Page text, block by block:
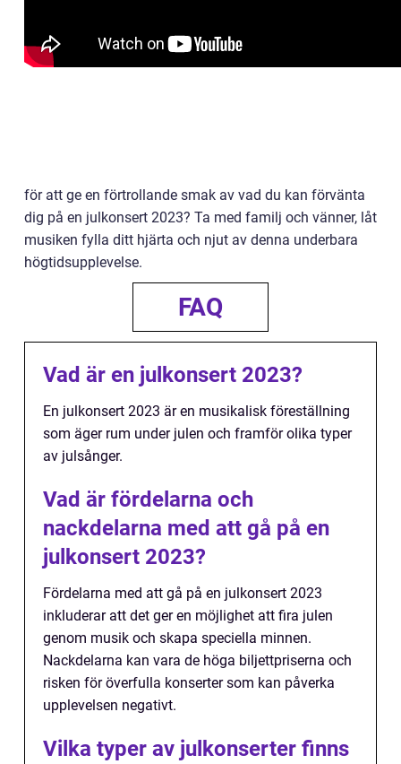
för att ge en förtrollande smak av vad du kan förvänta
dig på en julkonsert 2023? Ta med familj och vänner, låt
musiken fylla ditt hjärta och njut av denna underbara
högtidsupplevelse.
FAQ
Vad är en julkonsert 2023?
En julkonsert 2023 är en musikalisk föreställning
som äger rum under julen och framför olika typer
av julsånger.
Vad är fördelarna och
nackdelarna med att gå på en
julkonsert 2023?
Fördelarna med att gå på en julkonsert 2023
inkluderar att det ger en möjlighet att fira julen
genom musik och skapa speciella minnen.
Nackdelarna kan vara de höga biljettpriserna och
risken för överfulla konserter som kan påverka
upplevelsen negativt.
Vilka typer av julkonserter finns